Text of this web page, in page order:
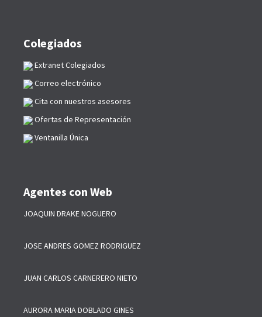
Colegiados
Extranet Colegiados
Correo electrónico
Cita con nuestros asesores
Ofertas de Representación
Ventanilla Única
Agentes con Web
JOAQUIN DRAKE NOGUERO
JOSE ANDRES GOMEZ RODRIGUEZ
JUAN CARLOS CARNERERO NIETO
AURORA MARIA DOBLADO GINES